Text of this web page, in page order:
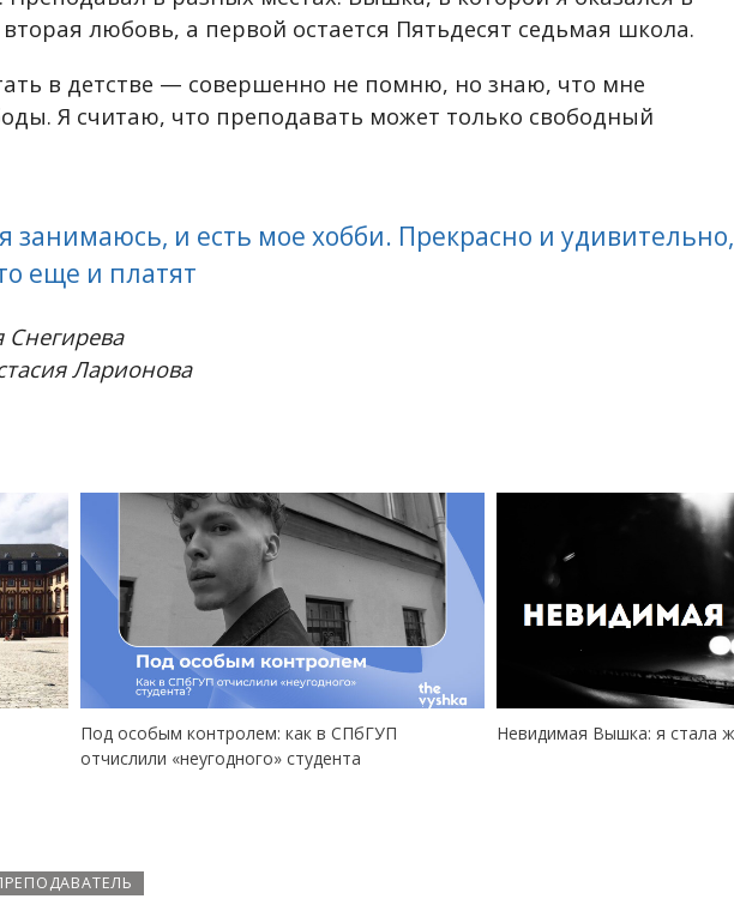
любовь, а первой остается Пятьдесят седьмая школа.
в детстве — совершенно не помню, но знаю, что мне
Я считаю, что преподавать может только свободный
занимаюсь, и есть мое хобби. Прекрасно и удивительно,
еще и платят
Снегирева
Ларионова
Невидимая Вышка: я стала жертвой насилия Мама-Америка